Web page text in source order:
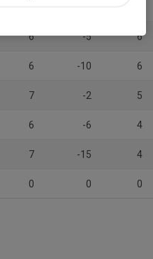
6 -5 6
6 -10 6
7 -2 5
6 -6 4
7 -15 4
0 0 0